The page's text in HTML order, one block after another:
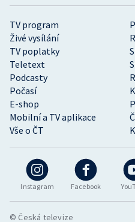
Instagram Facebook
TV program
Živé vysílání
TV poplatky
Teletext
Podcasty
Počasí
E-shop
Mobilní a TV aplikace
Vše o ČT
© Česká televize